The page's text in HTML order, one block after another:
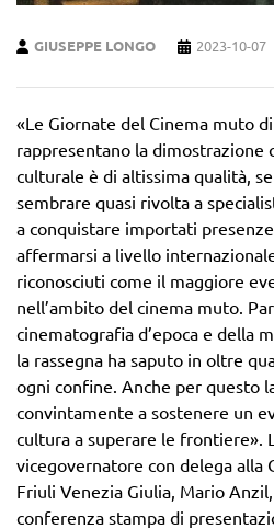
GIUSEPPE LONGO 2023-10-07
«Le Giornate del Cinema muto
rappresentano la dimostrazione
culturale è di altissima qualità,
sembrare quasi rivolta a
a conquistare importati
affermarsi a livello
riconosciuti come il maggiore
nell’ambito del cinema muto.
cinematografia d’epoca e della
la rassegna ha saputo in oltre
ogni confine. Anche per questo
convintamente a sostenere un
cultura a superare le frontiere».
vicegovernatore con delega alla
Friuli Venezia Giulia, Mario
conferenza stampa di